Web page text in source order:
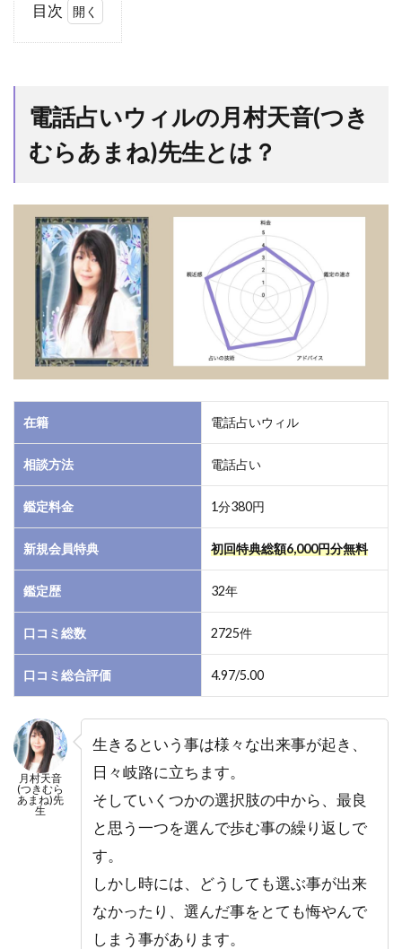
目次
ルの
月村
天音
らあ
ま
ね)
先生
と
は？
1.1
月村
生は
霊視
霊聴
によ
る人
係の
お悩
決が
得
意！
電話
占い
ウィ
ル｜
月村
電話占いウィルの月村天音(つき
むらあまね)先生とは？
在籍 電話占いウィル
相談方法 電話占い
鑑定料金 1分380円
新規会員特典 初回特典総額6,000円分無料
鑑定歴 32年
口コミ総数 2725件
口コミ総合評価 4.97/5.00
月村天音
(つきむら
あまね)先
生
生きるという事は様々な出来事が起き、
日々岐路に立ちます。
そしていくつかの選択肢の中から、最良
と思う一つを選んで歩む事の繰り返しで
す。
しかし時には、どうしても選ぶ事が出来
なかったり、選んだ事をとても悔やんで
しまう事があります。